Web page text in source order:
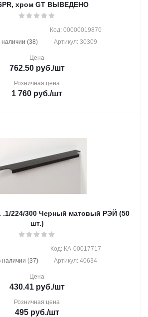
R256PR, хром GT ВЫВЕДЕНО
наличии (38)
Код: 00000019870
Артикул: 30309
Цена
762.50руб./шт
Розничная цена
1 760 руб./шт
.1/224/300 Черный матовый РЭЙ (50
шт.)
наличии (37)
Код: КА-00017717
Артикул: 40634
Цена
430.41руб./шт
Розничная цена
495руб./шт